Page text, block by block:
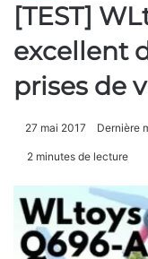
[TEST]
excellent
prises de
27 mai 2017 Dernière
2 minutes de lecture